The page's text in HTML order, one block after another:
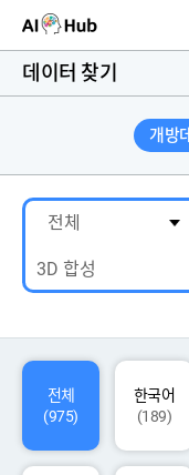
AI-Hub
AI 데이터찾기
AI 허브소개
AI 개발지원
데이터 찾기
개방
전체
(975)
한국어
(189)